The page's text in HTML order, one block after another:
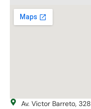
Av. Victor Barreto,